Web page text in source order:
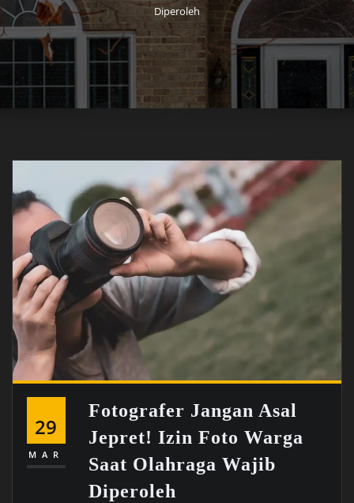
Diperoleh
29
MAR
Fotografer Jangan Asal
Jepret! Izin Foto Warga
Saat Olahraga Wajib
Diperoleh